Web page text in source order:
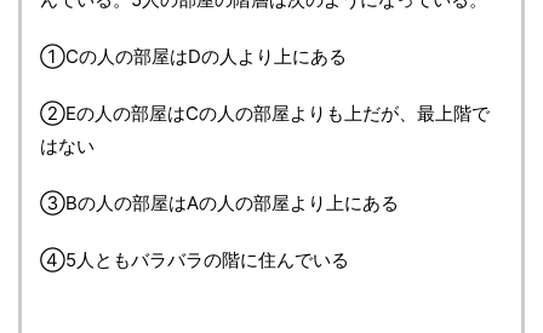
①Cの人の部屋はDの人より上にある
②Eの人の部屋はCの人の部屋よりも上だが、最上階で
はない
③Bの人の部屋はAの人の部屋より上にある
④5人ともバラバラの階に住んでいる